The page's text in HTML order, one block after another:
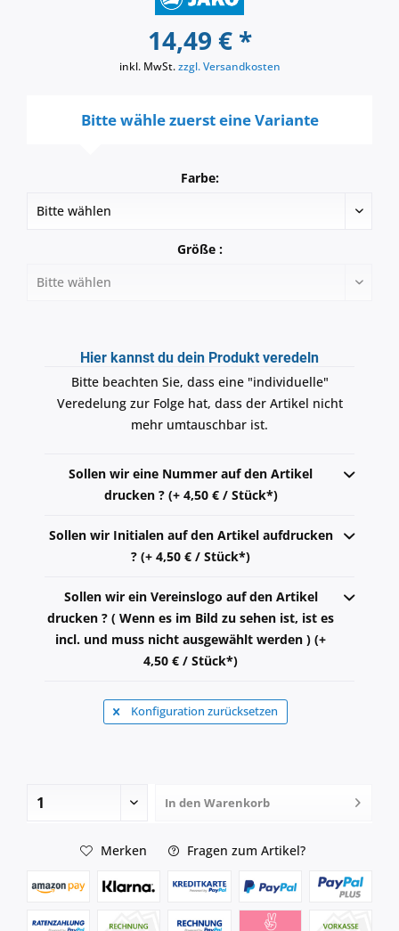
14,49 € *
inkl. MwSt.zzgl. Versandkosten
Bitte wähle zuerst eine Variante
Farbe:
Größe :
Hier kannst du dein Produkt veredeln
Bitte beachten Sie, dass eine "individuelle"
Veredelung zur Folge hat, dass der Artikel nicht
mehr umtauschbar ist.
Sollen wir eine Nummer auf den Artikel
drucken ? (+ 4,50 € / Stück*)
Sollen wir Initialen auf den Artikel aufdrucken
? (+ 4,50 € / Stück*)
Sollen wir ein Vereinslogo auf den Artikel
drucken ? ( Wenn es im Bild zu sehen ist, ist es
incl. und muss nicht ausgewählt werden ) (+
4,50 € / Stück*)
Konfiguration zurücksetzen
In den Warenkorb
Merken Fragen zum Artikel?